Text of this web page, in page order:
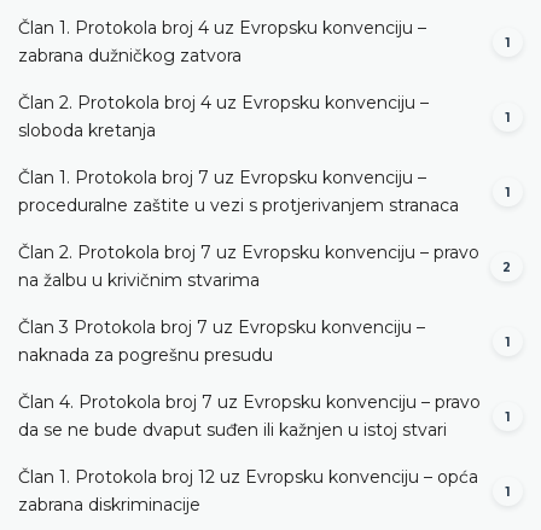
Član 1. Protokola broj 4 uz Evropsku konvenciju –
zabrana dužničkog zatvora
1
Član 2. Protokola broj 4 uz Evropsku konvenciju –
sloboda kretanja
1
Član 1. Protokola broj 7 uz Evropsku konvenciju –
proceduralne zaštite u vezi s protjerivanjem stranaca
1
Član 2. Protokola broj 7 uz Evropsku konvenciju – pravo
na žalbu u krivičnim stvarima
2
Član 3 Protokola broj 7 uz Evropsku konvenciju –
naknada za pogrešnu presudu
1
Član 4. Protokola broj 7 uz Evropsku konvenciju – pravo
da se ne bude dvaput suđen ili kažnjen u istoj stvari
1
Član 1. Protokola broj 12 uz Evropsku konvenciju – opća
zabrana diskriminacije
1